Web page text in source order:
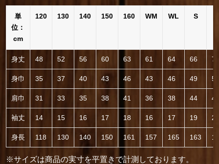
単
位：
cm
120 130 140 150 160 WM WL S
身丈 48 52 56 60 63 61 64 66 70
身巾 35 37 40 43 46 43 46 49 52
肩巾 31 33 35 38 41 36 38 44 47
袖丈 14 15 16 17 18 16 17 19 20
身長 118 130 140 150 161 157 165 163
※サイズは商品の実寸を平置きで計測しております。